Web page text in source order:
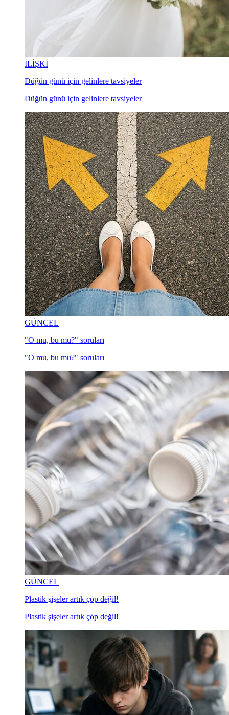
İLİŞKİ
Düğün günü için gelinlere tavsiyeler
Düğün günü için gelinlere tavsiyeler
GÜNCEL
"O mu, bu mu?" soruları
"O mu, bu mu?" soruları
GÜNCEL
Plastik şişeler artık çöp değil!
Plastik şişeler artık çöp değil!